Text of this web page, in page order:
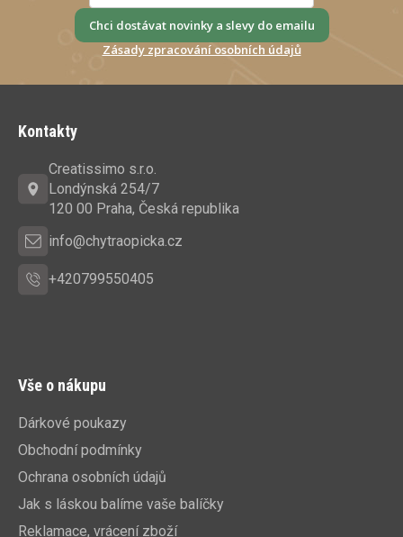
Chci dostávat novinky a slevy do emailu
Zásady zpracování osobních údajů
Kontakty
Creatissimo s.r.o.
Londýnská 254/7
120 00 Praha, Česká republika
info@chytraopicka.cz
+420799550405
Vše o nákupu
Dárkové poukazy
Obchodní podmínky
Ochrana osobních údajů
Jak s láskou balíme vaše balíčky
Reklamace, vrácení zboží